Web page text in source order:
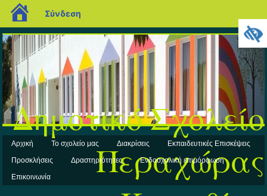
Δημοτικό Σχολείο
Περαχώρας
Αρχική Το σχολείο μας Διακρίσεις
Εκπαιδευτικές Επισκέψεις
Προσκλήσεις
Δραστηριότητες
Ενδοσχολική επιμόρφωση
Επικοινωνία
blogs.sch.gr
Σύνδεση